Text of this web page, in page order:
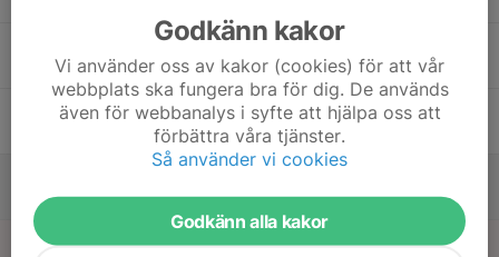
Godkänn kakor
Vi använder oss av kakor (cookies) för att vår
webbplats ska fungera bra för dig. De används
även för webbanalys i syfte att hjälpa oss att
förbättra våra tjänster.
Så använder vi cookies
Godkänn alla kakor